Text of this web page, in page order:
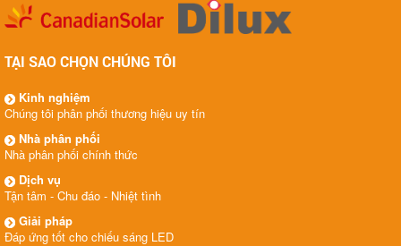
TẠI SAO CHỌN CHÚNG TÔI
Kinh nghiệm
Chúng tôi phân phối thương hiệu uy tín
Nhà phân phối
Nhà phân phối chính thức
Dịch vụ
Tận tâm - Chu đáo - Nhiệt tình
Giải pháp
Đáp ứng tốt cho chiếu sáng LED